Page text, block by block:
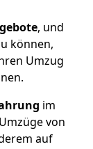
, und
können,
Umzug
im
von
auf